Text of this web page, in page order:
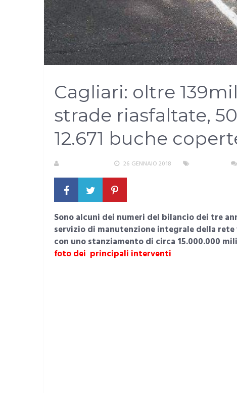
Cagliari: oltre
strade riasfaltate,
12.671 buche
26 GENNAIO 2018
Sono alcuni dei numeri del bilancio dei tre
servizio di manutenzione integrale della
con uno stanziamento di circa 15.000.000
foto dei principali interventi